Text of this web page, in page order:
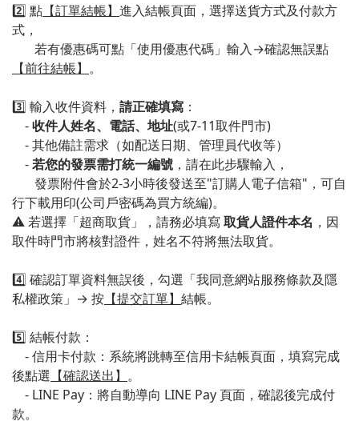
2️⃣ 點 【訂單結帳】 進入結帳頁面，選擇送貨方式及付款方
式，
若有優惠碼可點「使用優惠代碼」輸入→確認無誤點
【前往結帳】 。
3️⃣ 輸入收件資料， 請正確填寫 ：
-收件人姓名、電話、地址(或7-11取件門市)
- 其他備註需求（如配送日期、管理員代收等）
-若您的發票需打統一編號 ，請在此步驟輸入，
發票附件會於2-3小時後發送至"訂購人電子信箱"，可自
行下載用印(公司戶密碼為買方統編)。
⚠️ 若選擇「超商取貨」，請務必填寫 取貨人證件本名 ，因
取件時門市將核對證件，姓名不符將無法取貨。
4️⃣ 確認訂單資料無誤後，勾選「我同意網站服務條款及隱
私權政策」→ 按 【提交訂單】 結帳。
5️⃣ 結帳付款：
- 信用卡付款：系統將跳轉至信用卡結帳頁面，填寫完成
後點選 【確認送出】 。
- LINE Pay：將自動導向 LINE Pay 頁面，確認後完成付
款。